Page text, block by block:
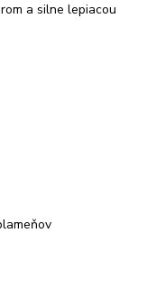
a silne lepiacou